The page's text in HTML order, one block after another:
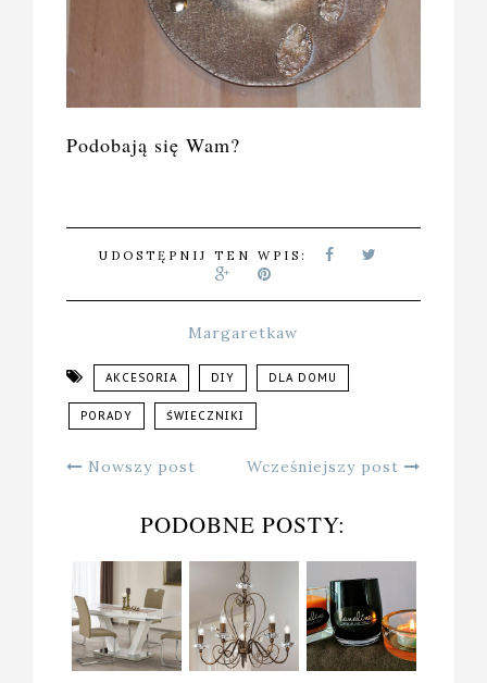
Podobają się Wam?
UDOSTĘPNIJ TEN WPIS:
Margaretkaw
AKCESORIA DIY DLA DOMU
PORADY ŚWIECZNIKI
Nowszy post Wcześniejszy post
PODOBNE POSTY: